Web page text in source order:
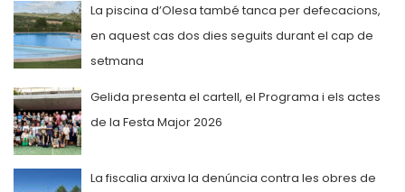
La piscina d’Olesa també tanca per defecacions,
en aquest cas dos dies seguits durant el cap de
setmana
Gelida presenta el cartell, el Programa i els actes
de la Festa Major 2026
La fiscalia arxiva la denúncia contra les obres de